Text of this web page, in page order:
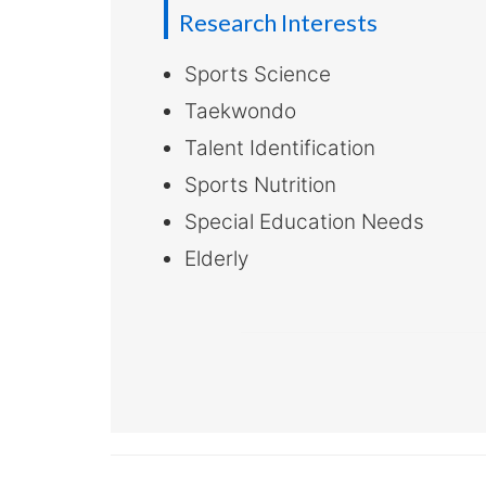
Research Interests
Sports Science
Taekwondo
Talent Identification
Sports Nutrition
Special Education Needs
Elderly